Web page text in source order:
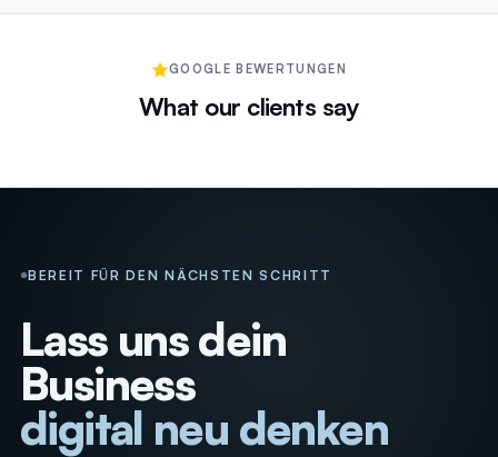
GOOGLE BEWERTUNGEN
What our clients say
BEREIT FÜR DEN NÄCHSTEN SCHRITT
Lass uns dein
Business
digital neu denken